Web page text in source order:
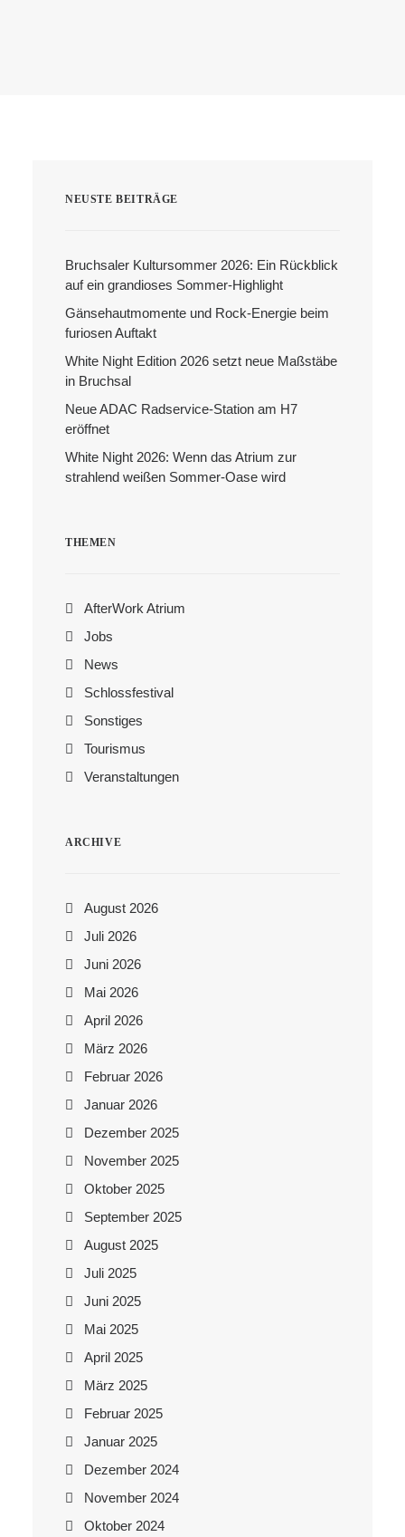
NEUSTE BEITRÄGE
Bruchsaler Kultursommer 2026: Ein Rückblick
auf ein grandioses Sommer-Highlight
Gänsehautmomente und Rock-Energie beim
furiosen Auftakt
White Night Edition 2026 setzt neue Maßstäbe
in Bruchsal
Neue ADAC Radservice-Station am H7
eröffnet
White Night 2026: Wenn das Atrium zur
strahlend weißen Sommer-Oase wird
THEMEN
AfterWork Atrium
Jobs
News
Schlossfestival
Sonstiges
Tourismus
Veranstaltungen
ARCHIVE
August 2026
Juli 2026
Juni 2026
Mai 2026
April 2026
März 2026
Februar 2026
Januar 2026
Dezember 2025
November 2025
Oktober 2025
September 2025
August 2025
Juli 2025
Juni 2025
Mai 2025
April 2025
März 2025
Februar 2025
Januar 2025
Dezember 2024
November 2024
Oktober 2024